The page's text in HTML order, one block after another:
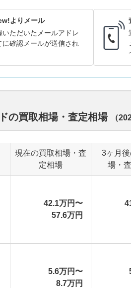
よりメール
いただいたメールアドレ
に確認メールが送信され
の買取相場・査定相場 （
現在の買取相場・査
定相場
3ヶ月
場・
42.1万円〜
57.6万円
5.6万円〜
8.7万円